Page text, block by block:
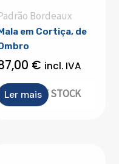
Bordeaux
OUT OF STOCK
Mala em Cortiça, de
€ incl. IVA
Ler mais